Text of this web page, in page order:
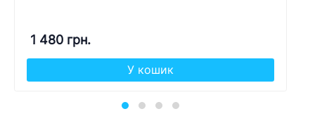
1 480 грн.
У кошик